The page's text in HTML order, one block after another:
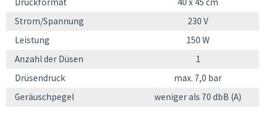
Strom/Spannung
230 V
Leistung
150 W
Anzahl der Düsen
1
Drüsendruck
max. 7,0 bar
Geräuschpegel
weniger als 70 dbB (A)